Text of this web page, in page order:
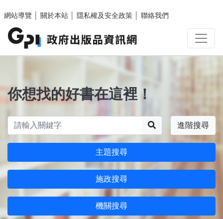
網站導覽
關於本站 隱私權及安全政策 聯絡我們
你想找的好書在這裡！
進階搜尋
主題搜尋
施政搜尋
機關搜尋